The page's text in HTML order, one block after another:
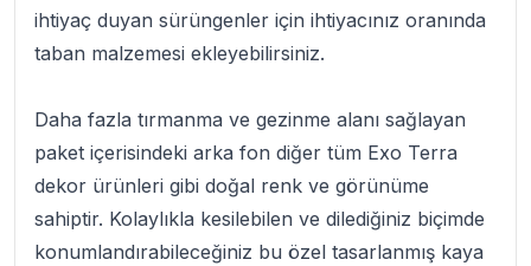
ihtiyaç duyan sürüngenler için ihtiyacınız oranında
taban malzemesi ekleyebilirsiniz.
Daha fazla tırmanma ve gezinme alanı sağlayan
paket içerisindeki arka fon diğer tüm Exo Terra
dekor ürünleri gibi doğal renk ve görünüme
sahiptir. Kolaylıkla kesilebilen ve dilediğiniz biçimde
konumlandırabileceğiniz bu özel tasarlanmış kaya